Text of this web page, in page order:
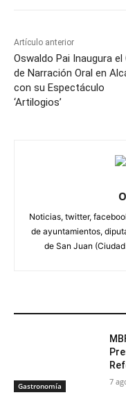
Artículo anterior
Oswaldo Pai Inaugura el
de Narración Oral en
con su Espectáculo
‘Artilogios’
Noticias, twitter,
de ayuntamientos,
de San Juan
Gastronomía 7